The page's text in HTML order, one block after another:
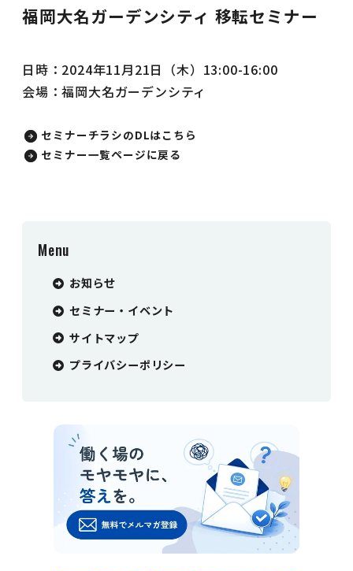
福岡大名ガーデンシティ 移転セミナー
日時：2024年11月21日（木）13:00-16:00
会場：福岡大名ガーデンシティ
セミナーチラシのDLはこちら
セミナー一覧ページに戻る
Menu
お知らせ
セミナー・イベント
サイトマップ
プライバシーポリシー